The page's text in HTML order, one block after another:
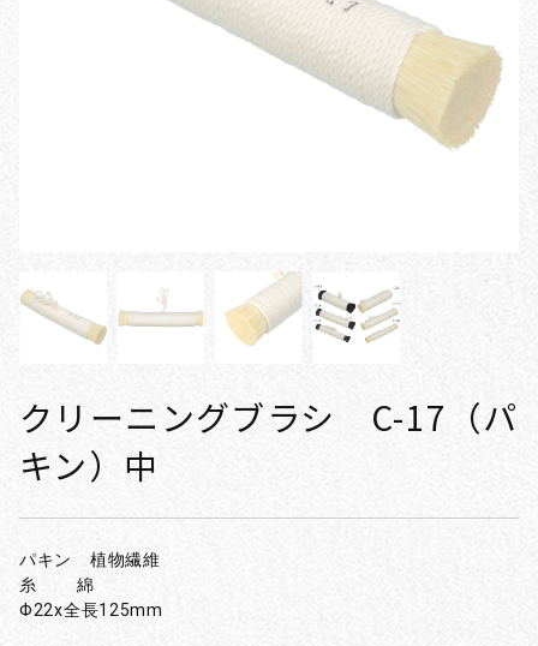
クリーニングブラシ C-17（パ
キン）中
パキン 植物繊維
糸 綿
Φ22x全長125mm